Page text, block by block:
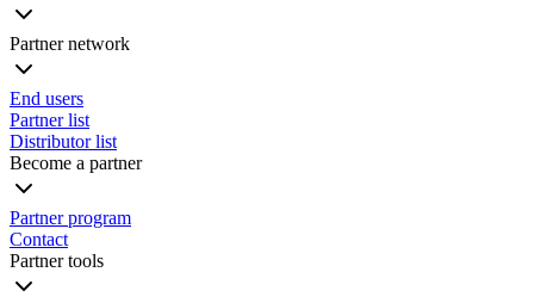
Partner network
End users
Partner list
Distributor list
Become a partner
Partner program
Contact
Partner tools